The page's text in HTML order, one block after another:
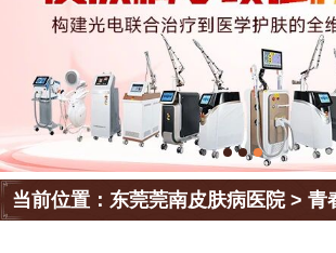
当前位置：东莞莞南皮肤病医院>青